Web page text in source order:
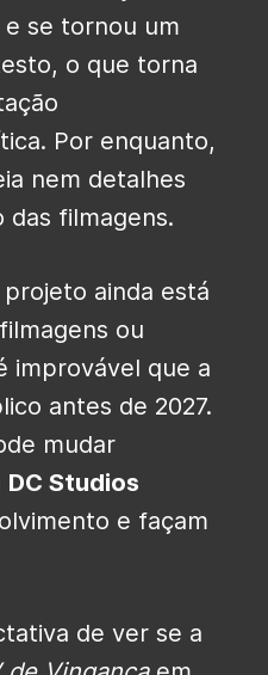
se tornou um
o que torna
Por enquanto,
nem detalhes
das filmagens.
ainda está
ou
improvável que a
antes de 2027.
mudar
DC Studios
e façam
de ver se a